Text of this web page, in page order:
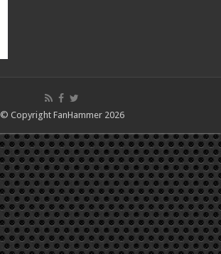
© Copyright FanHammer 2026